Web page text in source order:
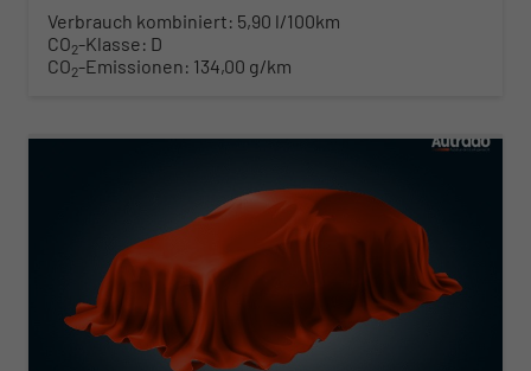
Verbrauch kombiniert: 5,90 l/100km
CO2-Klasse: D
CO2-Emissionen: 134,00 g/km